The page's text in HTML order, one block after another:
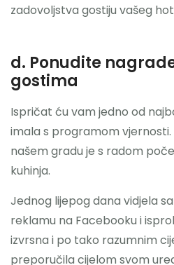
zadovoljstva gostiju vašeg
d. Ponudite
gostima
Ispričat ću vam jedno od
imala s programom vjernosti.
našem gradu je s radom
kuhinja.
Jednog lijepog dana vidjela
reklamu na Facebooku i
izvrsna i po tako razumnim
preporučila cijelom svom